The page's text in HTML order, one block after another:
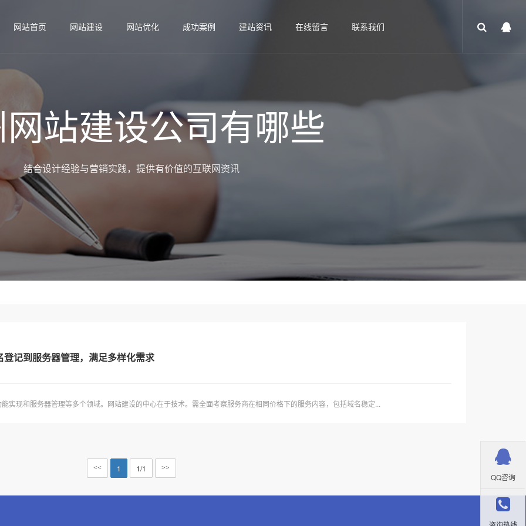
网站首页 网站建设 网站优化 成功案例 建站资讯 在线留言 联系我们
站建设公司有哪些
结合设计经验与营销实践，提供有价值的互联网资讯
记到服务器管理，满足多样化需求
实现和服务器管理等多个领域。网站建设的中心在于技术。需全面考察服务商在相同价格下的服务内容，包括域名稳定...
<< 1 1/1 >>
QQ咨询